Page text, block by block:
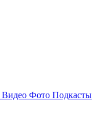
Видео Фото Подкасты